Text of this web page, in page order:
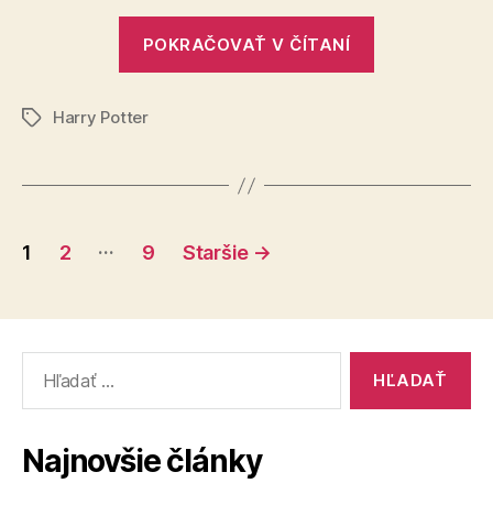
POKRAČOVAŤ V ČÍTANÍ
ZnačkyHarry Potter
Stránkovanie
1 2 … 9 Staršie →
Najnovšie články